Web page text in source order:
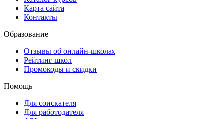
Карта сайта
Контакты
Образование
Отзывы об онлайн-школах
Рейтинг школ
Промокоды и скидки
Помощь
Для соискателя
Для работодателя